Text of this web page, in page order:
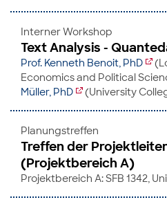
Interner Workshop
Text Analysis -
Prof. Kenneth Benoit, PhD
Economics and Political
Müller, PhD
(University
Planungstreffen
Treffen der
(Projektbereich A)
Projektbereich A: SFB 1342,